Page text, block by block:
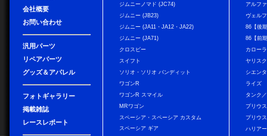
会社概要
お問い合わせ
汎用パーツ
リペアパーツ
グッズ＆アパレル
フォトギャラリー
掲載雑誌
レースレポート
ジムニーノマド (JC74)
ジムニー (JB23)
ジムニー (JA11・JA12・JA22)
ジムニー (JA71)
クロスビー
スイフト
ソリオ・ソリオ バンディット
ワゴンR
ワゴンR スマイル
MRワゴン
スペーシア・スペーシア カスタム
スペーシア ギア
アルフ
ヴェル
86【後
86【前
カロー
ヤリス
シエンタ
ライズ
タンク
プリウス
プリウ
ハリアー